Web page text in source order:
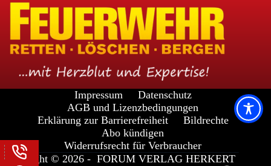
Impressum
Datenschutz
AGB und Lizenzbedingungen
Erklärung zur Barrierefreiheit
Bildrechte
Abo kündigen
Widerrufsrecht für Verbraucher
Copyright © 2026 - FORUM VERLAG HERKERT